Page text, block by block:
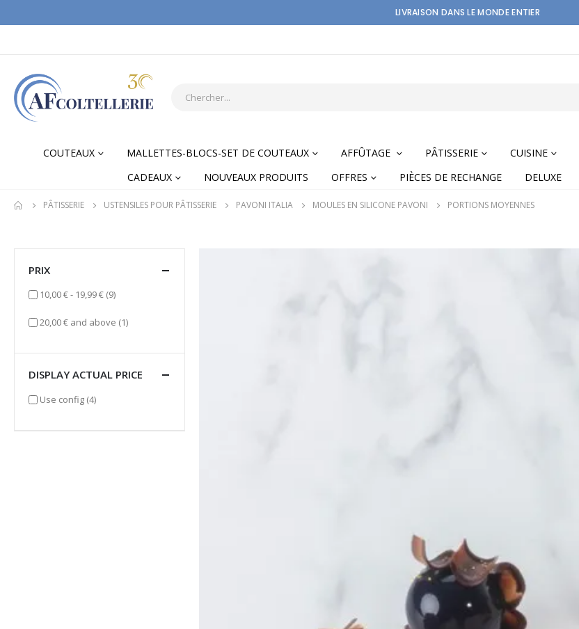
LIVRAISON DANS LE MONDE ENTIER
COUTEAUX MALLETTES-BLOCS-SET DE COUTEAUX AFFÛTAGE PÂTISSERIE CUISINE
CADEAUX
NOUVEAUX PRODUITS OFFRES PIÈCES DE RECHANGE DELUXE
PÂTISSERIE USTENSILES POUR PÂTISSERIE PAVONI ITALIA MOULES EN SILICONE PAVONI PORTIONS MOYENNES
PRIX
10,00 €- 19,99 € (9)items
20,00 € and above (1)item
DISPLAY ACTUAL PRICE
Use config (4)items